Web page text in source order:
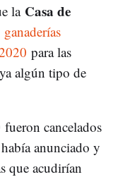
la Casa de
ganaderías
para las
algún tipo de
fueron cancelados
anunciado y
que acudirían